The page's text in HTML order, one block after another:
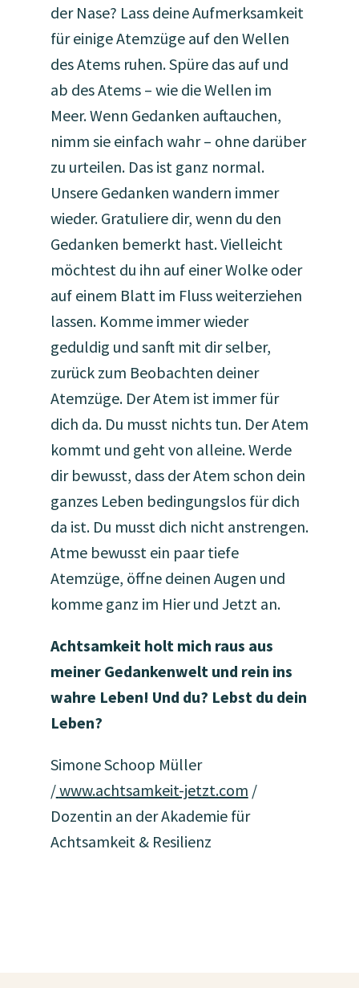
der Nase? Lass deine Aufmerksamkeit
für einige Atemzüge auf den Wellen
des Atems ruhen. Spüre das auf und
ab des Atems – wie die Wellen im
Meer. Wenn Gedanken auftauchen,
nimm sie einfach wahr – ohne darüber
zu urteilen. Das ist ganz normal.
Unsere Gedanken wandern immer
wieder. Gratuliere dir, wenn du den
Gedanken bemerkt hast. Vielleicht
möchtest du ihn auf einer Wolke oder
auf einem Blatt im Fluss weiterziehen
lassen. Komme immer wieder
geduldig und sanft mit dir selber,
zurück zum Beobachten deiner
Atemzüge. Der Atem ist immer für
dich da. Du musst nichts tun. Der Atem
kommt und geht von alleine. Werde
dir bewusst, dass der Atem schon dein
ganzes Leben bedingungslos für dich
da ist. Du musst dich nicht anstrengen.
Atme bewusst ein paar tiefe
Atemzüge, öffne deinen Augen und
komme ganz im Hier und Jetzt an.
Achtsamkeit holt mich raus aus
meiner Gedankenwelt und rein ins
wahre Leben! Und du? Lebst du dein
Leben?
Simone Schoop Müller
/www.achtsamkeit-jetzt.com /
Dozentin an der Akademie für
Achtsamkeit & Resilienz